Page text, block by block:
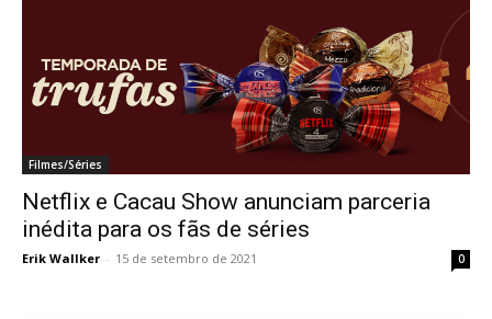
Filmes/Séries
Netflix e Cacau Show anunciam parceria
inédita para os fãs de séries
Erik Wallker - 15 de setembro de 2021 0